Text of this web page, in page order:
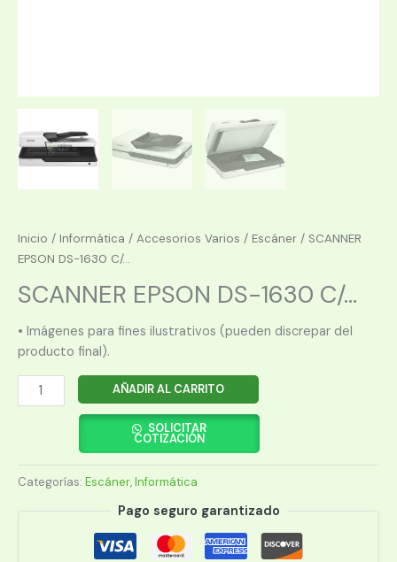
Inicio / Informática / Accesorios Varios / Escáner / SCANNER
EPSON DS-1630 C/...
SCANNER EPSON DS-1630 C/...
• Imágenes para fines ilustrativos (pueden discrepar del
producto final).
SCANNER
EPSON
C/PLANA/A4/ADF/OFICIO/DUPLEX
cantidad
AÑADIR AL CARRITO
SOLICITAR
COTIZACIÓN
Categorías: Escáner,Informática
Pago seguro garantizado